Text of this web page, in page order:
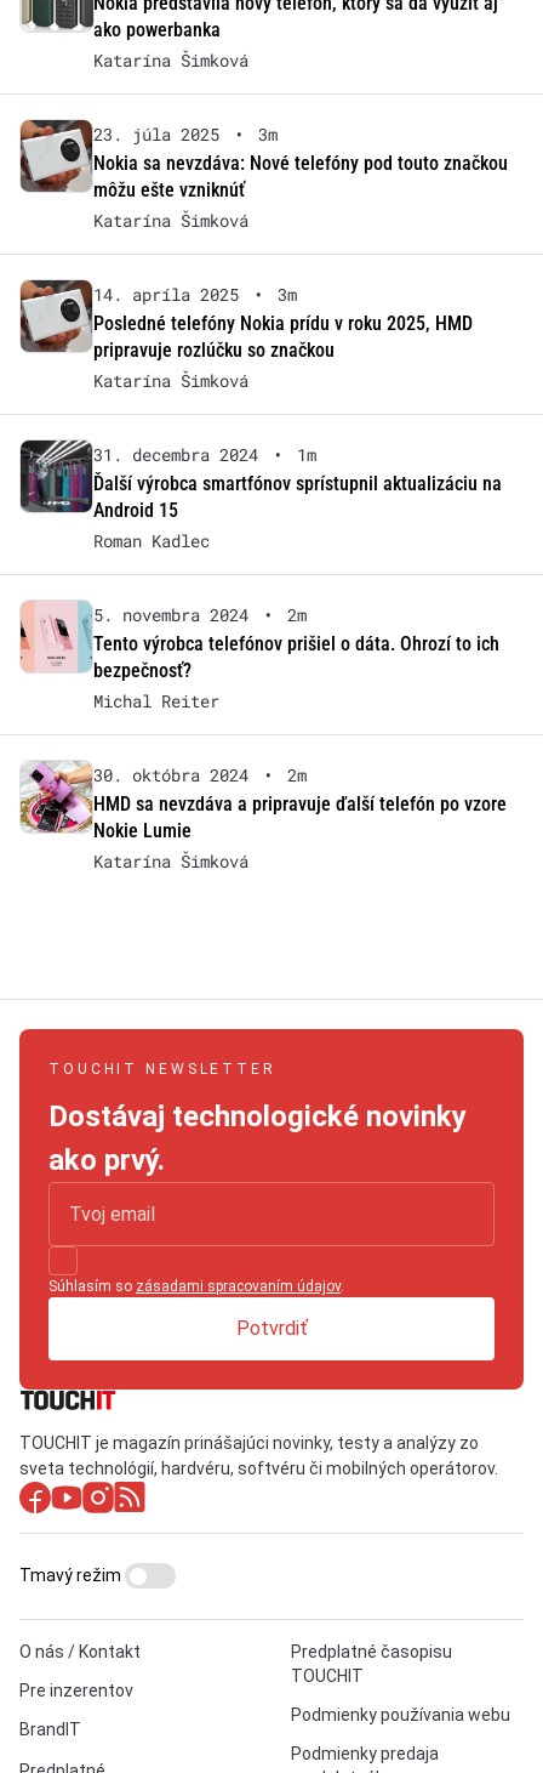
ako powerbanka
Katarína Šimková
23. júla 2025 •
3m
Nokia sa nevzdáva: Nové telefóny pod touto značkou
môžu ešte vzniknúť
Katarína Šimková
14. apríla 2025 •
3m
Posledné telefóny Nokia prídu v roku 2025, HMD
pripravuje rozlúčku so značkou
Katarína Šimková
31. decembra 2024 •
1m
Ďalší výrobca smartfónov sprístupnil aktualizáciu na
Android 15
Roman Kadlec
5. novembra 2024 •
2m
Tento výrobca telefónov prišiel o dáta. Ohrozí to ich
bezpečnosť?
Michal Reiter
30. októbra 2024 •
2m
HMD sa nevzdáva a pripravuje ďalší telefón po vzore
Nokie Lumie
Katarína Šimková
TOUCHIT NEWSLETTER
Dostávaj technologické novinky
ako prvý.
Súhlasím so zásadami spracovaním údajov.
Potvrdiť
TOUCHIT je magazín prinášajúci novinky, testy a analýzy zo
sveta technológií, hardvéru, softvéru či mobilných operátorov.
O nás / Kontakt
Pre inzerentov
BrandIT
Predplatné časopisu
TOUCHIT
Podmienky používania webu
Podmienky predaja
Tmavý režim